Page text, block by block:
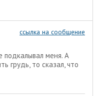
ссылка на сообщение
подкалывал меня. А
грудь, то сказал, что